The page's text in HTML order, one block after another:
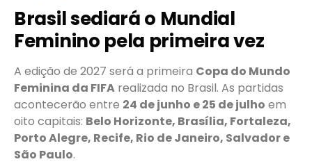
Brasil sediará o Mundial
Feminino pela primeira vez
A edição de 2027 será a primeira Copa do Mundo
Feminina da FIFA realizada no Brasil. As partidas
acontecerão entre 24 de junho e 25 de julho em
oito capitais: Belo Horizonte, Brasília, Fortaleza,
Porto Alegre, Recife, Rio de Janeiro, Salvador e
São Paulo.